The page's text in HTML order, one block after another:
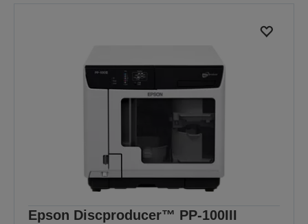
Epson Discproducer™ PP-100III